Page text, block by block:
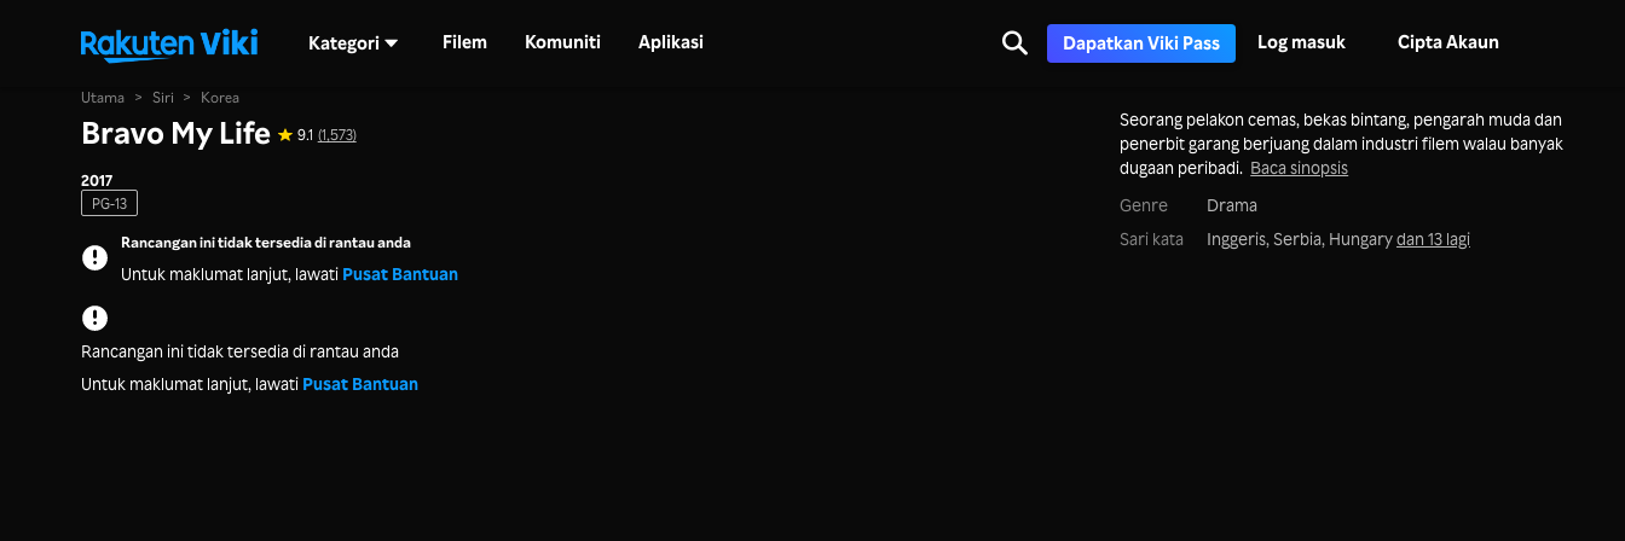
Kategori Filem Komuniti Aplikasi Dapatkan Viki Pass Log masuk Cipta Akaun
Utama > Siri > Korea
Bravo My Life 9.1 (1,573)
2017
PG-13
Rancangan ini tidak tersedia di rantau anda
Untuk maklumat lanjut, lawati Pusat Bantuan
Seorang pelakon cemas, bekas bintang, pengarah muda dan
penerbit garang berjuang dalam industri filem walau banyak
dugaan peribadi. Baca sinopsis
Genre
Drama
Sari kata
Inggeris, Serbia, Hungarydan 13 lagi
Rancangan ini tidak tersedia di rantau anda
Untuk maklumat lanjut, lawati Pusat Bantuan